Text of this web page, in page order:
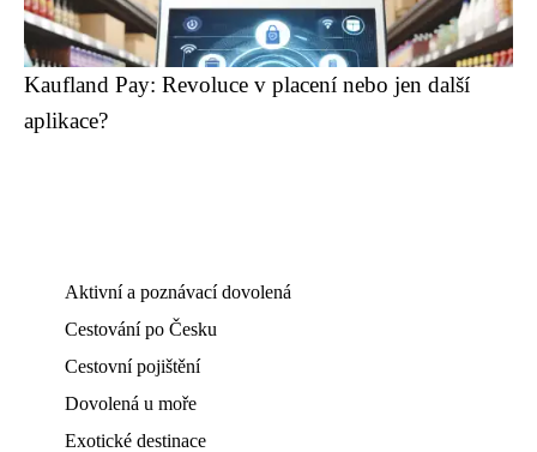
Kaufland Pay: Revoluce v placení nebo jen další
aplikace?
Aktivní a poznávací dovolená
Cestování po Česku
Cestovní pojištění
Dovolená u moře
Exotické destinace